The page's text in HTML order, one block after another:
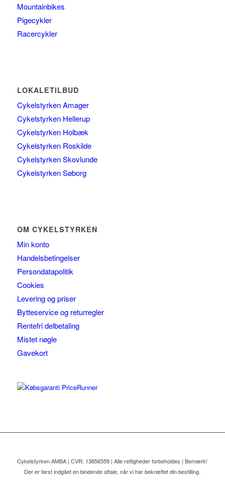
Mountainbikes
Pigecykler
Racercykler
LOKALETILBUD
Cykelstyrken Amager
Cykelstyrken Hellerup
Cykelstyrken Holbæk
Cykelstyrken Roskilde
Cykelstyrken Skovlunde
Cykelstyrken Søborg
OM CYKELSTYRKEN
Min konto
Handelsbetingelser
Persondatapolitik
Cookies
Levering og priser
Bytteservice og returregler
Rentefri delbetaling
Mistet nøgle
Gavekort
Cykelstyrken AMBA | CVR: 13856559 | Alle rettigheder forbeholdes | Bemærk!
Der er først indgået en bindende aftale, når vi har bekræftet din bestilling.